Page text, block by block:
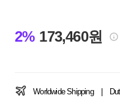
2% 173,460원
Worldwide Shipping